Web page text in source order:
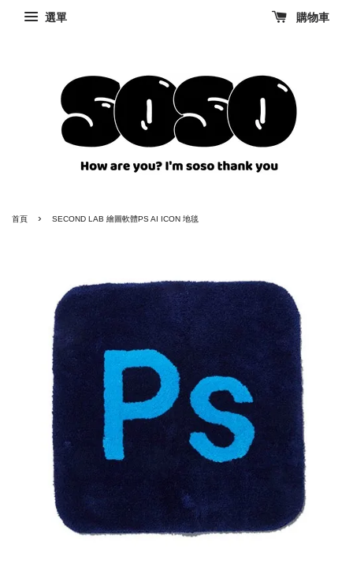
選單 購物車
首頁 › SECOND LAB 繪圖軟體PS AI ICON 地毯